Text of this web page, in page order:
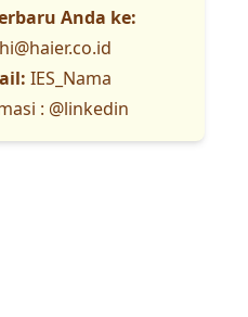
Anda ke:
IES_Nama
: @linkedin